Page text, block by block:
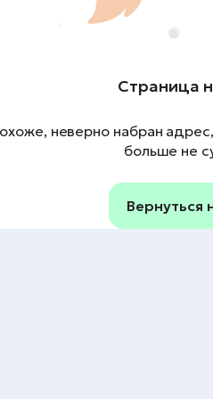
Страница
неверно набран
больше не
Вернуться